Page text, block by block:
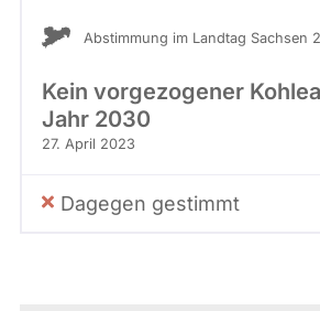
Abstimmung im Landtag Sachsen
Kein vorgezogener
Jahr 2030
27. April 2023
Dagegen gestimmt